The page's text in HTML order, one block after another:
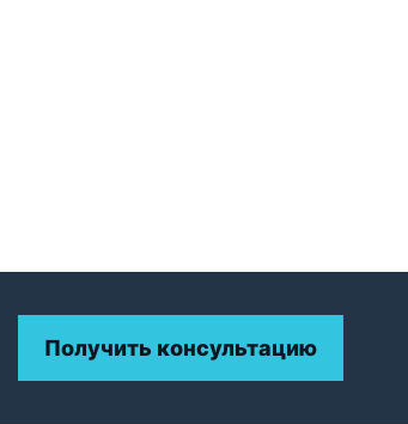
Получить консультацию